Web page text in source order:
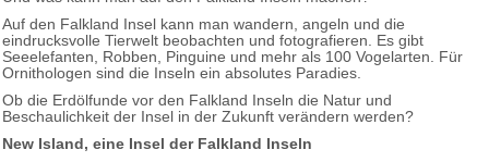
Auf den Falkland Insel kann man wandern, angeln und die
eindrucksvolle Tierwelt beobachten und fotografieren. Es gibt
Seeelefanten, Robben, Pinguine und mehr als 100 Vogelarten. Für
Ornithologen sind die Inseln ein absolutes Paradies.
Ob die Erdölfunde vor den Falkland Inseln die Natur und
Beschaulichkeit der Insel in der Zukunft verändern werden?
New Island, eine Insel der Falkland Inseln